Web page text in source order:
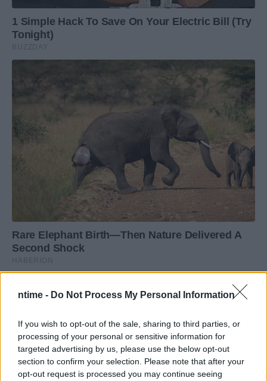
ntime - Do Not Process My Personal Information
If you wish to opt-out of the sale, sharing to third parties, or
processing of your personal or sensitive information for
targeted advertising by us, please use the below opt-out
section to confirm your selection. Please note that after your
opt-out request is processed you may continue seeing